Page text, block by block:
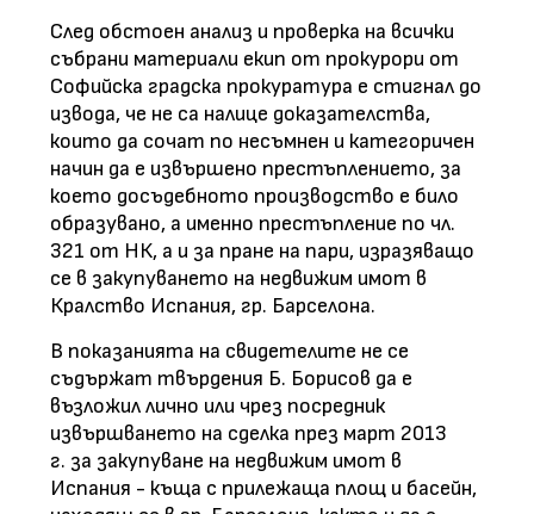
След обстоен анализ и проверка на всички
събрани материали екип от прокурори от
Софийска градска прокуратура е стигнал до
извода, че не са налице доказателства,
които да сочат по несъмнен и категоричен
начин да е извършено престъплението, за
което досъдебното производство е било
образувано, а именно престъпление по чл.
321 от НК, а и за пране на пари, изразяващо
се в закупуването на недвижим имот в
Кралство Испания, гр. Барселона.
В показанията на свидетелите не се
съдържат твърдения Б. Борисов да е
възложил лично или чрез посредник
извършването на сделка през март 2013
г. за закупуване на недвижим имот в
Испания - къща с прилежаща площ и басейн,